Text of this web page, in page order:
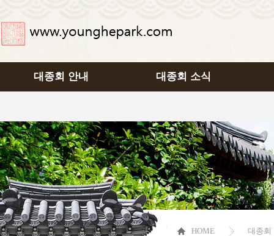
대종회 안내 대종회 소식
HOME 대종회